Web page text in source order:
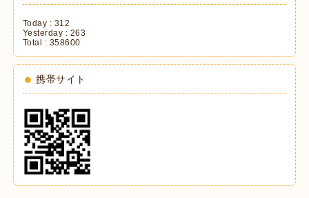
Today : 312
Yesterday : 263
Total : 358600
携帯サイト